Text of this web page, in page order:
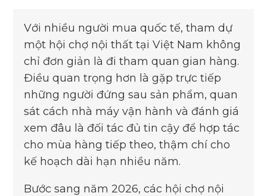
Với nhiều người mua quốc tế, tham dự
một hội chợ nội thất tại Việt Nam không
chỉ đơn giản là đi tham quan gian hàng.
Điều quan trọng hơn là gặp trực tiếp
những người đứng sau sản phẩm, quan
sát cách nhà máy vận hành và đánh giá
xem đâu là đối tác đủ tin cậy để hợp tác
cho mùa hàng tiếp theo, thậm chí cho
kế hoạch dài hạn nhiều năm.
Bước sang năm 2026, các hội chợ nội